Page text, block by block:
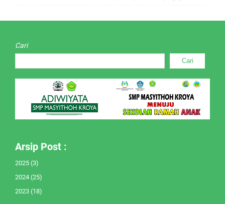
Cari
Cari
Arsip Post :
2025 (3)
2024 (25)
2023 (18)